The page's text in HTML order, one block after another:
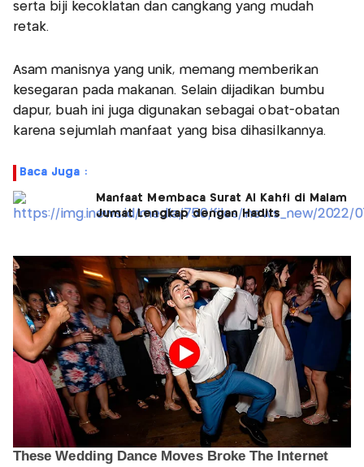
serta biji kecoklatan dan cangkang yang mudah
retak.
Asam manisnya yang unik, memang memberikan
kesegaran pada makanan. Selain dijadikan bumbu
dapur, buah ini juga digunakan sebagai obat-obatan
karena sejumlah manfaat yang bisa dihasilkannya.
Baca Juga :
Manfaat Membaca Surat Al Kahfi di Malam
Jumat Lengkap dengan Hadits